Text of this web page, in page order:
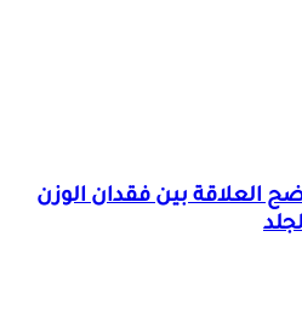
العلاقة بين فقدان الوزن